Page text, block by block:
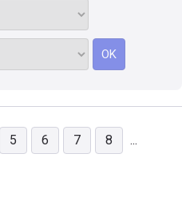
OK
5 6 7 8 ...